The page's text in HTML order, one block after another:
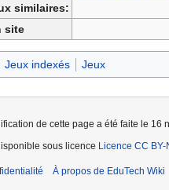
similaires:
site
Jeux indexés Jeux
de cette page a été faite le 16
sous licence Licence CC BY-
À propos de EduTech Wiki